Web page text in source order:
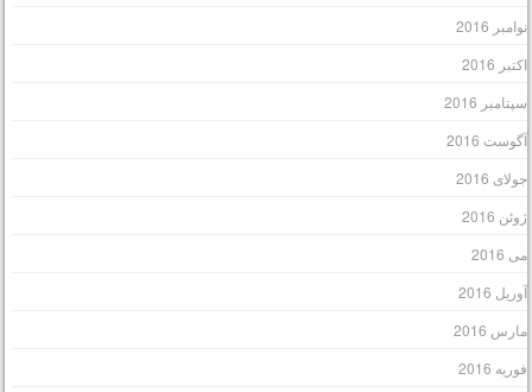
2016
2016
2016
2016
2016
2016
2016
2016
2016
2016